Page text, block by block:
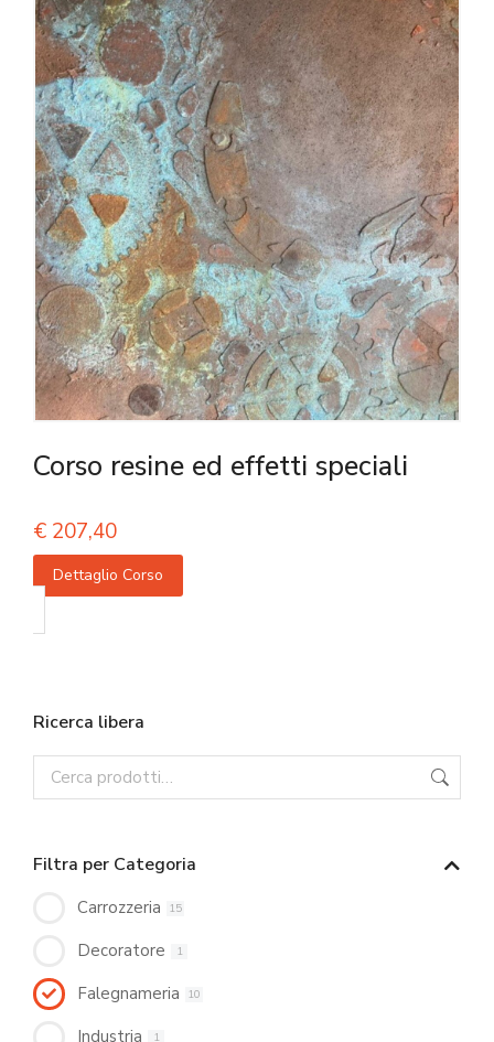
Corso resine ed effetti speciali
€ 207,40
Dettaglio Corso
Ricerca libera
Filtra per Categoria
Carrozzeria 15
Decoratore 1
Falegnameria 10
Industria 1